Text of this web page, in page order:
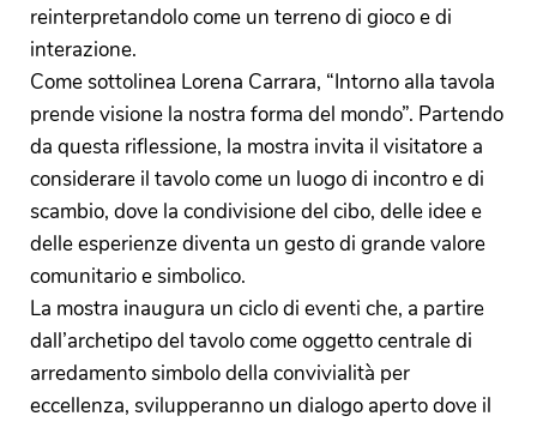
reinterpretandolo come un terreno di gioco e di
interazione.
Come sottolinea Lorena Carrara, “Intorno alla tavola
prende visione la nostra forma del mondo”. Partendo
da questa riflessione, la mostra invita il visitatore a
considerare il tavolo come un luogo di incontro e di
scambio, dove la condivisione del cibo, delle idee e
delle esperienze diventa un gesto di grande valore
comunitario e simbolico.
La mostra inaugura un ciclo di eventi che, a partire
dall’archetipo del tavolo come oggetto centrale di
arredamento simbolo della convivialità per
eccellenza, svilupperanno un dialogo aperto dove il